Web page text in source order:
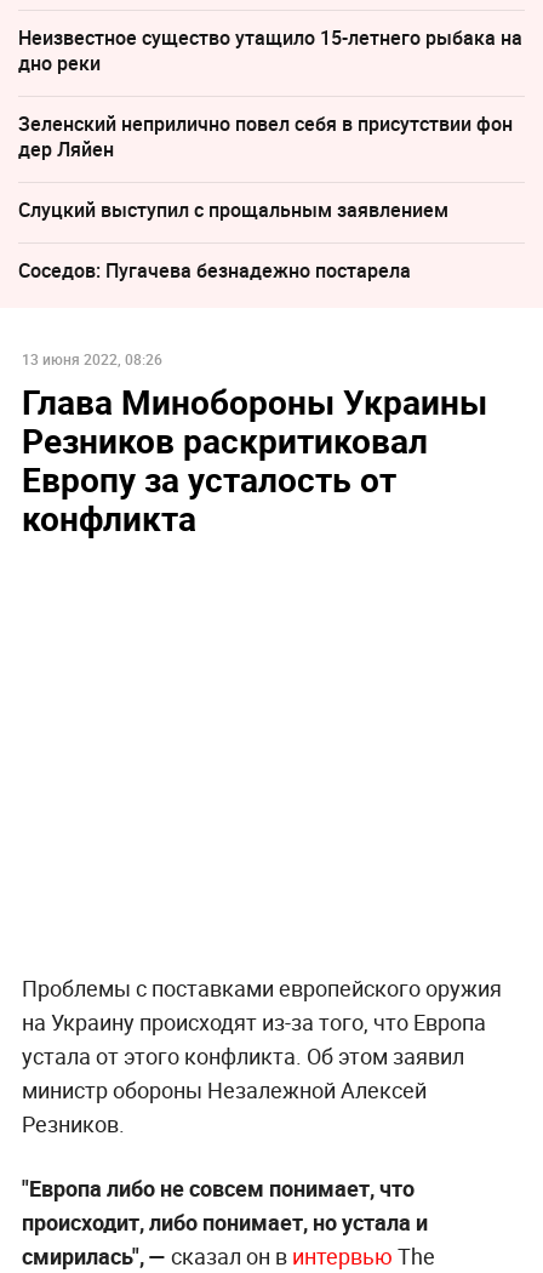
Неизвестное существо утащило 15-летнего рыбака на
дно реки
Зеленский неприлично повел cебя в присутствии фон
дер Ляйен
Слуцкий выступил с прощальным заявлением
Соседов: Пугачева безнадежно постарела
13 июня 2022, 08:26
Глава Минобороны Украины
Резников раскритиковал
Европу за усталость от
конфликта
Проблемы с поставками европейского оружия
на Украину происходят из-за того, что Европа
устала от этого конфликта. Об этом заявил
министр обороны Незалежной Алексей
Резников.
"Европа либо не совсем понимает, что
происходит, либо понимает, но устала и
смирилась", — сказал он в интервью The